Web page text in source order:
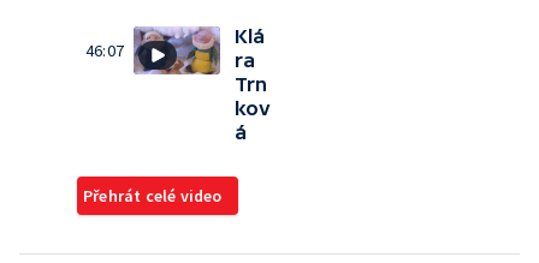
46:07
Klá
ra
Trn
kov
á
Přehrát celé video